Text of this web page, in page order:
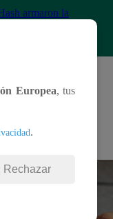
armaron la
Europea, tus
.
Rechazar